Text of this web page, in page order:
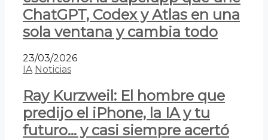
ChatGPT, Codex y Atlas en una
sola ventana y cambia todo
23/03/2026
IA Noticias
Ray Kurzweil: El hombre que
predijo el iPhone, la IA y tu
futuro… y casi siempre acertó